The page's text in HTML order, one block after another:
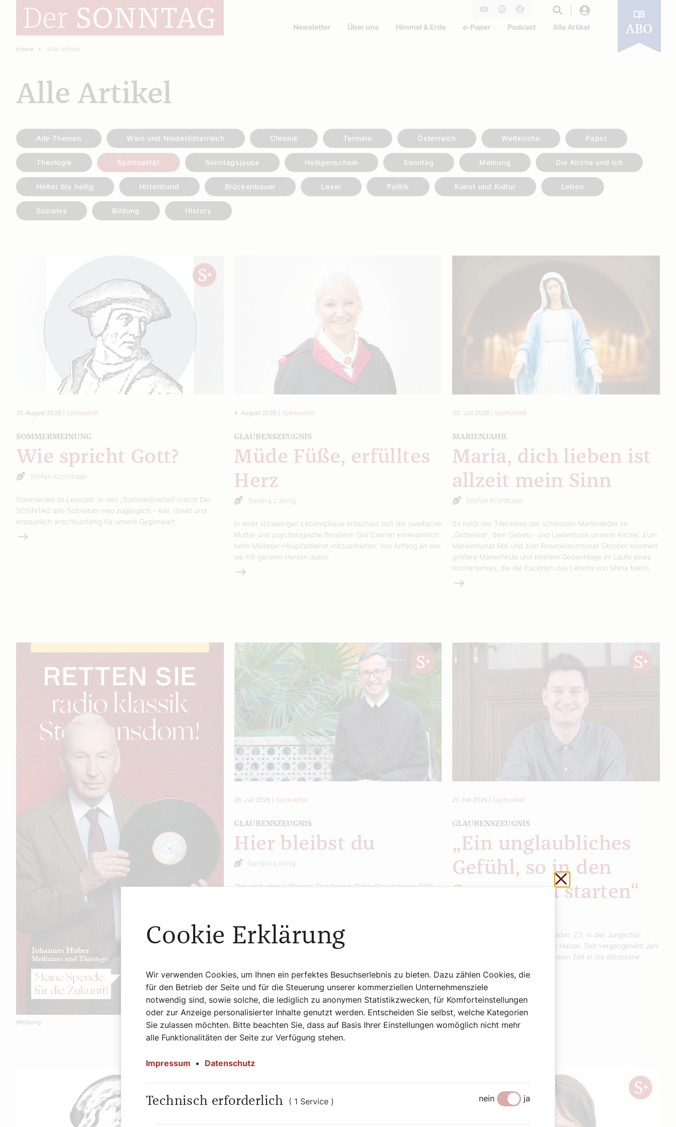
Facebook
Newsletter Über uns Himmel & Erde e-Paper Podcast Alle Artikel ABO
Home Alle Artikel
Alle Artikel
Alle Themen Wien und Niederösterreich Chronik Termine Österreich Weltkirche Papst
Theologie Spiritualität Sonntagsjause Heiligenschein Sonntag Meinung Die Kirche und ich
Heiter bis heilig Hirtenhund Brückenbauer Leser Politik Kunst und Kultur Leben
Soziales Bildung History
31. August 2026 Spiritualität
SOMMERMEINUNG
Wie spricht Gott?
Stefan Kronthaler
Sommerzeit ist Lesezeit: In den „Sommerbriefen“ macht Der
SONNTAG alte Schreiben neu zugänglich – klar, direkt und
erstaunlich anschlussfähig für unsere Gegenwart.
Weiterlesen
4. August 2026 Spiritualität
GLAUBENSZEUGNIS
Müde Füße, erfülltes
Herz
Sandra Lobnig
In einer schwierigen Lebensphase entschied sich die zweifache
Mutter und psychologische Beraterin Gini Czernin ehrenamtlich
beim Malteser-Hospitaldienst mitzuarbeiten. Von Anfang an war
sie mit ganzem Herzen dabei.
Weiterlesen
30. Juli 2026| Spiritualität
MARIENJAHR
Maria, dich lieben ist
allzeit mein Sinn
Stefan Kronthaler
So heißt der Titel eines der schönsten Marienlieder im
„Gotteslob“, dem Gebets- und Liederbuch unserer Kirche. Zum
Marienmonat Mai und zum Rosenkranzmonat Oktober kommen
größere Marienfeste und kleinere Gedenktage im Laufe eines
Kirchenjahres, die die Facetten des Lebens von Maria feiern.
Weiterlesen
Werbung
28. Juli 2026 Spiritualität
GLAUBENSZEUGNIS
Hier bleibst du
Sandra Lobnig
‚Der wird einmal Pfarrer‘: Das bekam Pater Elias Krexner OSB,
Weiterlesen
21. Juli 2026| Spiritualität
GLAUBENSZEUGNIS
„Ein unglaubliches
Gefühl, so in den
Sommer zu starten“
Seit seiner Kindheit ist Jakob Gulder, 23, in der Jungschar
seiner Pfarre in Wien Hietzing zu Hause. Seit vergangenem Jahr
steckt er zusätzlich viel seiner freien Zeit in die diözesane
Weiterlesen
Schließen ohne zu
Cookie Erklärung
Wir verwenden Cookies, um Ihnen ein perfektes Besuchserlebnis zu bieten. Dazu zählen Cookies, die
für den Betrieb der Seite und für die Steuerung unserer kommerziellen Unternehmensziele
notwendig sind, sowie solche, die lediglich zu anonymen Statistikzwecken, für Komforteinstellungen
oder zur Anzeige personalisierter Inhalte genutzt werden. Entscheiden Sie selbst, welche Kategorien
Sie zulassen möchten. Bitte beachten Sie, dass auf Basis Ihrer Einstellungen womöglich nicht mehr
alle Funktionalitäten der Seite zur Verfügung stehen.
Impressum • Datenschutz
Technisch erforderlich ( 1 Service ) nein ja